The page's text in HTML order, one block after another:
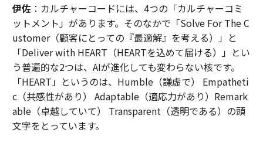
伊佐：カルチャーコードには、4つの「カルチャーコミ
ットメント」があります。そのなかで「Solve For The C
ustomer（顧客にとっての『最適解』を考える）」と
「Deliver with HEART（HEARTを込めて届ける）」とい
う普遍的な2つは、AIが進化しても変わらない核です。
「HEART」というのは、Humble（謙虚で） Empatheti
c（共感性があり） Adaptable（適応力があり）Remark
able（卓越していて） Transparent（透明である）の頭
文字をとっています。